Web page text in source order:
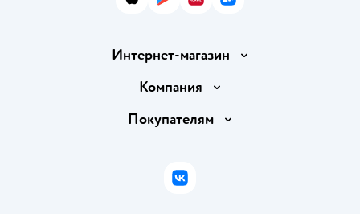
App StoreGoogle Play
AppGallery
RuStore
Интернет-магазин
Доставка и оплата
Правила продажи
Политика использования файлов cookie
Компания
Вакансии
Покупателям
Бонусные карты
ВКонтакте